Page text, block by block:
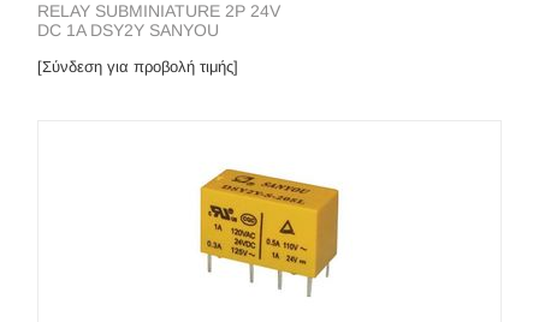
RELAY SUBMINIATURE 2P 24V
DC 1A DSY2Y SANYOU
[Σύνδεση για προβολή τιμής]